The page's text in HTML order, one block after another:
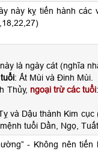
này kỵ tiến hành các
là ngày cát (nghĩa
: Ất Mùi và Đinh Mùi.
Thủy, ngoại trừ các tuổi
và Dậu thành Kim cục
tuổi Dần, Ngọ, Tuất.
- Không nên tiến